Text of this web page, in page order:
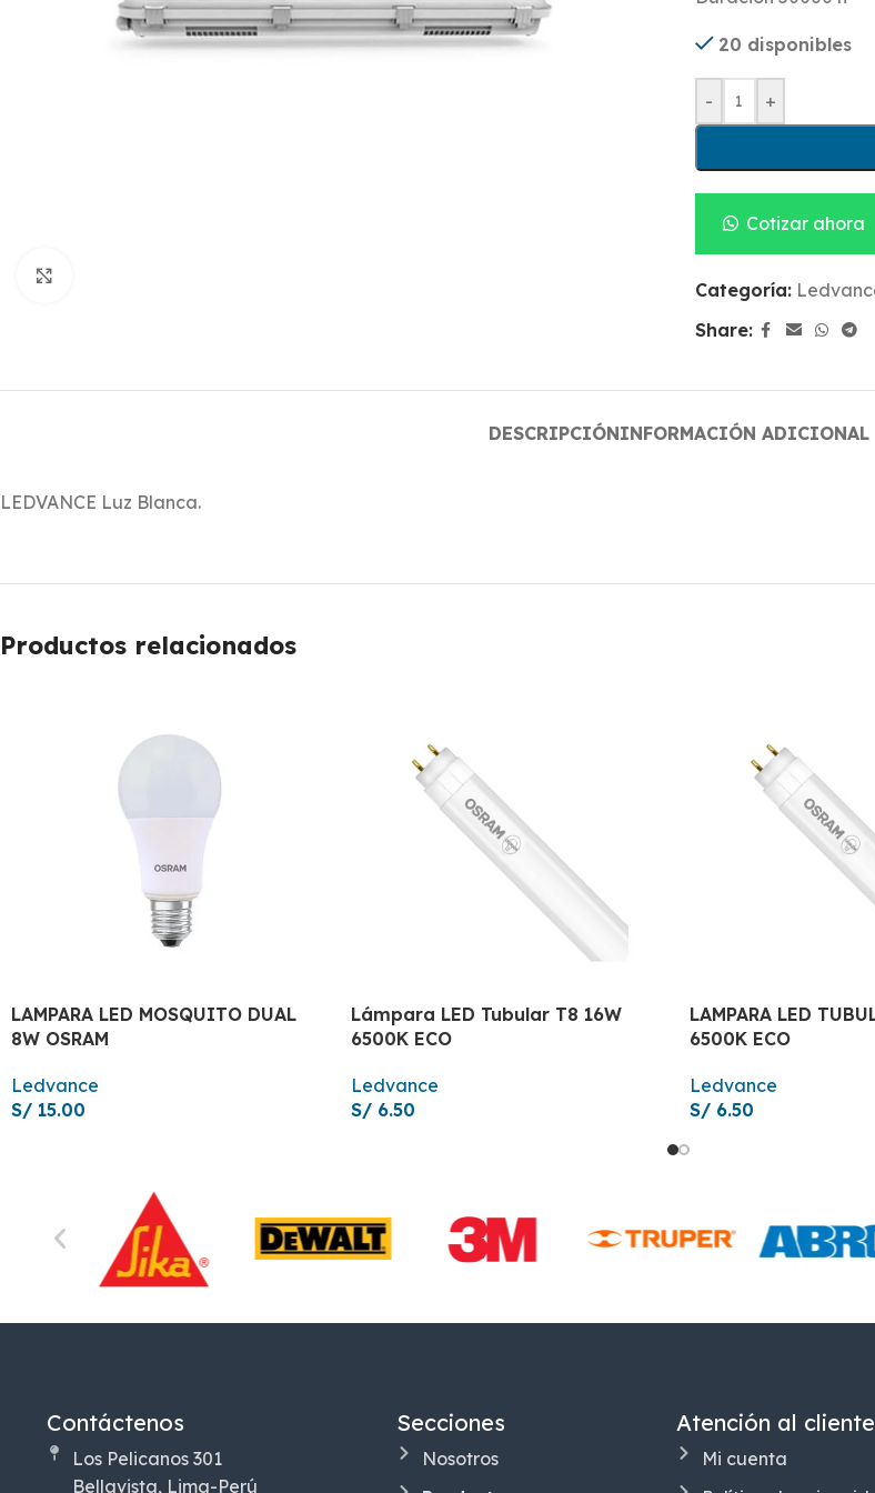
20 disponibles
- +
Cotizar ahora
Categoría:
Share:
DESCRIPCIÓNINFORMACIÓN ADICIONAL
LEDVANCE Luz Blanca.
Productos relacionados
LAMPARA LED MOSQUITO DUAL
8W OSRAM
Ledvance
S/ 15.00
Lámpara LED Tubular T8 16W
6500K ECO
Ledvance
S/6.50
LAMPARA LED
6500K ECO
Ledvance
S/ 6.50
Contáctenos
Los Pelicanos 301
Bellavista, Lima-Perú
Secciones
Nosotros
Atención al cliente
Mi cuenta